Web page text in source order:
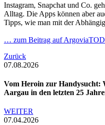
Instagram, Snapchat und Co.
Alltag. Die Apps können aber
Tipps, wie man mit der
… zum Beitrag auf
Zurück
07.08.2026
Vom Heroin zur Handysucht:
Aargau in den letzten 25
WEITER
07.04.2026